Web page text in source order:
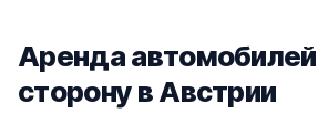
Аренда
сторону в Австрии